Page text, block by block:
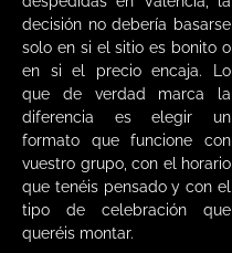
decisión no debería basarse
solo en si el sitio es bonito o
en si el precio encaja. Lo
que de verdad marca la
diferencia es elegir un
formato que funcione con
vuestro grupo, con el horario
que tenéis pensado y con el
tipo de celebración que
queréis montar.